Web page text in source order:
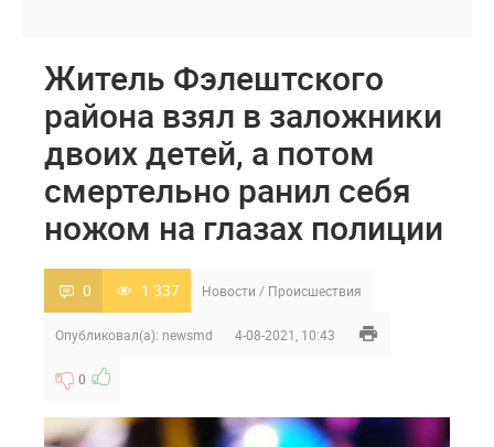
Житель Фэлештского
района взял в заложники
двоих детей, а потом
смертельно ранил себя
ножом на глазах полиции
0 1 337 Новости / Происшествия
Опубликовал(а): newsmd 4-08-2021, 10:43
0